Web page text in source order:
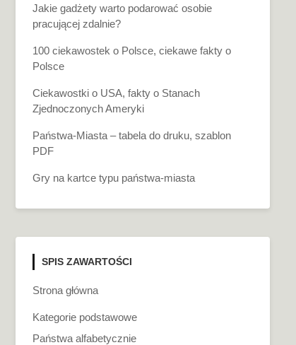
Jakie gadżety warto podarować osobie
pracującej zdalnie?
100 ciekawostek o Polsce, ciekawe fakty o
Polsce
Ciekawostki o USA, fakty o Stanach
Zjednoczonych Ameryki
Państwa-Miasta – tabela do druku, szablon
PDF
Gry na kartce typu państwa-miasta
SPIS ZAWARTOŚCI
Strona główna
Kategorie podstawowe
Państwa alfabetycznie